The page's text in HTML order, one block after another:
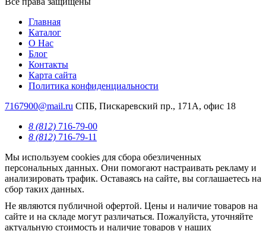
Главная
Каталог
О Нас
Блог
Контакты
Карта сайта
Политика конфиденциальности
7167900@mail.ru СПБ, Пискаревский пр., 171А, офис 18
8 (812) 716-79-00
8 (812) 716-79-11
Мы используем cookies для сбора обезличенных
персональных данных. Они помогают настраивать рекламу и
анализировать трафик. Оставаясь на сайте, вы соглашаетесь на
сбор таких данных.
Не являются публичной офертой. Цены и наличие товаров на
сайте и на складе могут различаться. Пожалуйста, уточняйте
актуальную стоимость и наличие товаров у наших